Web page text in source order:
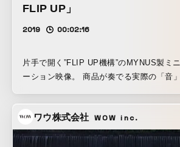
FLIP UP」
2019 00:02:16
片手で開く”FLIP UP機構”のMYNUS製ミ
ーション映像。 商品が奏でる実際の「音
くなる面白さ、本革のハンドメイド、 そ
マートな取り回しなど数々の魅力を訴求。
の3シーンで構成。
ワウ株式会社 WOW inc.